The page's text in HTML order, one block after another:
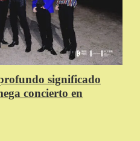
significado
concierto en